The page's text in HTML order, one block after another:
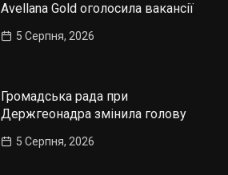
Avellana Gold оголосила вакансії
5 Серпня, 2026
Громадська рада при
Держгеонадра змінила голову
5 Серпня, 2026